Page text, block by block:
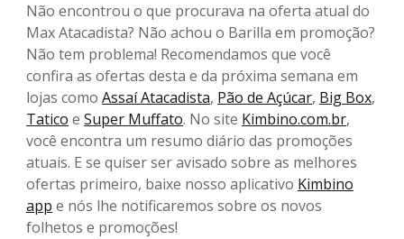
Não encontrou o que procurava na oferta atual do
Max Atacadista? Não achou o Barilla em promoção?
Não tem problema! Recomendamos que você
confira as ofertas desta e da próxima semana em
lojas como Assaí Atacadista, Pão de Açúcar, Big Box,
Tatico e Super Muffato. No site Kimbino.com.br,
você encontra um resumo diário das promoções
atuais. E se quiser ser avisado sobre as melhores
ofertas primeiro, baixe nosso aplicativo Kimbino
app e nós lhe notificaremos sobre os novos
folhetos e promoções!